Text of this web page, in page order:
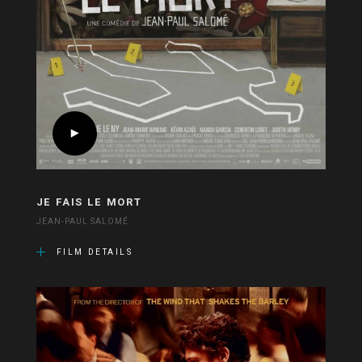
JE FAIS LE MORT
JEAN-PAUL SALOMÉ
FILM DETAILS